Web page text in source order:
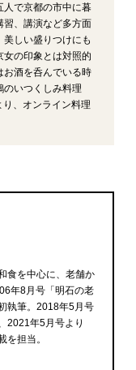
人で京都の市中に暮
習、講演など多方面
しい盛りつけにも
女の印象とは対照的
お酒を呑んでいる時
のいつくしみ料理
、オンライン料理
食を中心に、老舗か
年8月号「明石の老
執筆。2018年5月号
2021年5月号より
を担当。